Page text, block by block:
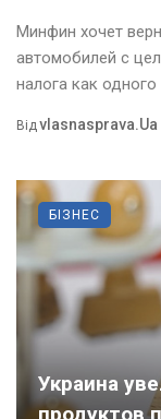
Минфин хочет
автомобилей с
налога как одного
Від Vlasnasprava.ua
Украина
БІЗНЕС